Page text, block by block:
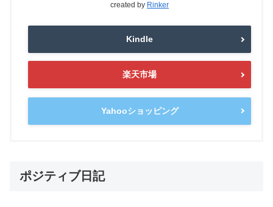
created by Rinker
Kindle
楽天市場
Yahooショッピング
ポジティブ日記